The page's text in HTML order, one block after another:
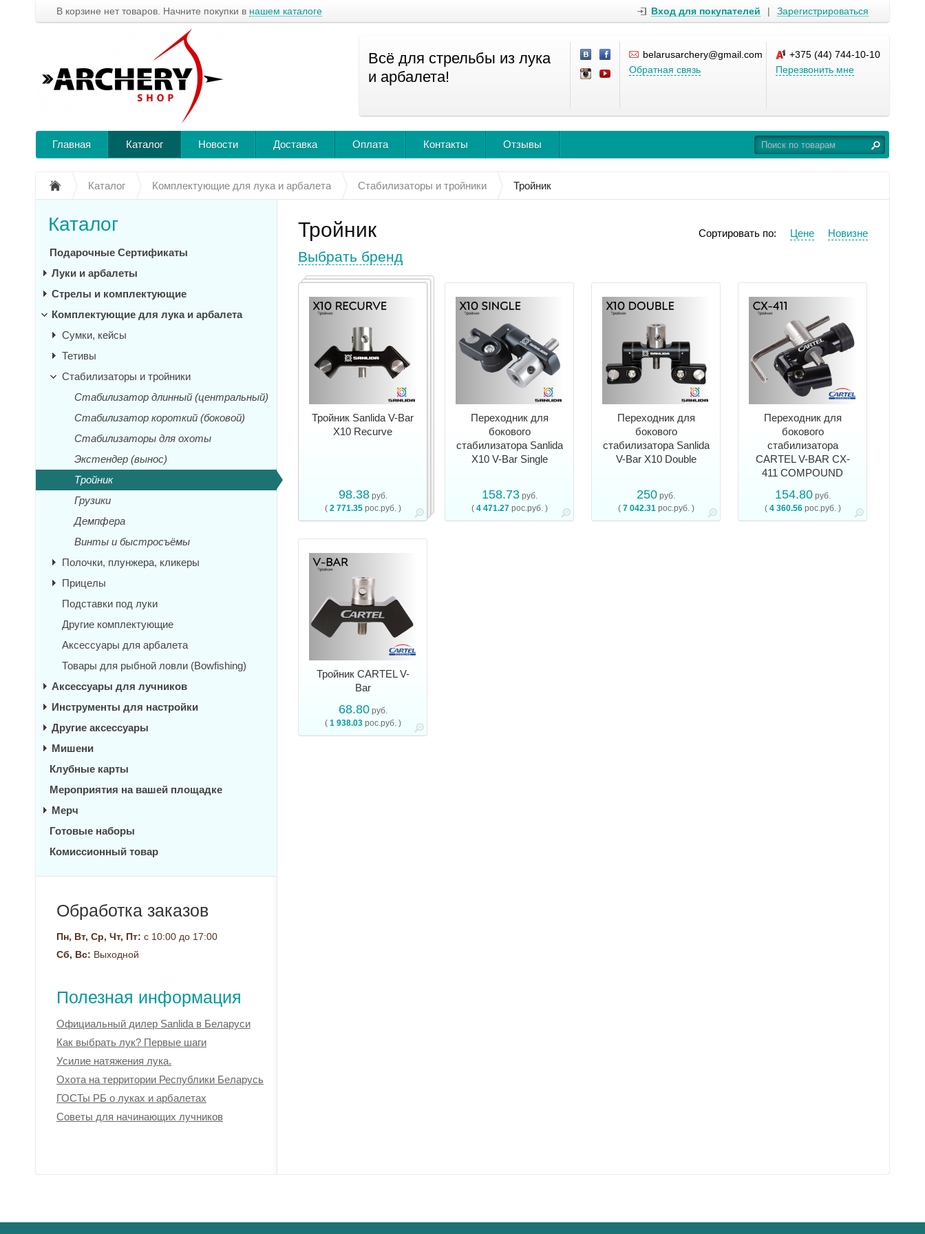
В корзине нет товаров. Начните покупки в нашем каталоге Вход для покупателей | Зарегистрироваться
Всё для стрельбы из лука
и арбалета!
belarusarchery@gmail.com
Обратная связь
+375 (44) 744-10-10
Перезвонить мне
Главная Каталог Новости Доставка Оплата Контакты Отзывы
Каталог Комплектующие для лука и арбалета Стабилизаторы и тройники Тройник
Тройник Новизне
Цене
Сортировать по:
Выбрать бренд
Тройник Sanlida V-Bar
X10 Recurve
98.38руб.
( 2 771.35рос.руб. )
Переходник для
бокового
стабилизатора Sanlida
X10 V-Bar Single
158.73руб.
( 4 471.27рос.руб. )
Переходник для
бокового
стабилизатора Sanlida
V-Bar X10 Double
250 руб.
( 7 042.31рос.руб. )
Переходник для
бокового
стабилизатора
CARTEL V-BAR CX-
411 COMPOUND
154.80руб.
( 4 360.56рос.руб. )
Тройник CARTEL V-
Bar
68.80руб.
( 1 938.03рос.руб. )
Каталог
Подарочные Сертификаты
Луки и арбалеты
Стрелы и комплектующие
Комплектующие для лука и арбалета
Сумки, кейсы
Тетивы
Стабилизаторы и тройники
Стабилизатор длинный (центральный)
Стабилизатор короткий (боковой)
Стабилизаторы для охоты
Экстендер (вынос)
Тройник
Грузики
Демпфера
Винты и быстросъёмы
Полочки, плунжера, кликеры
Прицелы
Подставки под луки
Другие комплектующие
Аксессуары для арбалета
Товары для рыбной ловли (Bowfishing)
Аксессуары для лучников
Инструменты для настройки
Другие аксессуары
Мишени
Клубные карты
Мероприятия на вашей площадке
Мерч
Готовые наборы
Комиссионный товар
Обработка заказов
Пн, Вт, Ср, Чт, Пт: с 10:00 до 17:00
Сб, Вс: Выходной
Полезная информация
Официальный дилер Sanlida в Беларуси
Как выбрать лук? Первые шаги
Усилие натяжения лука.
Охота на территории Республики Беларусь
ГОСТы РБ о луках и арбалетах
Советы для начинающих лучников